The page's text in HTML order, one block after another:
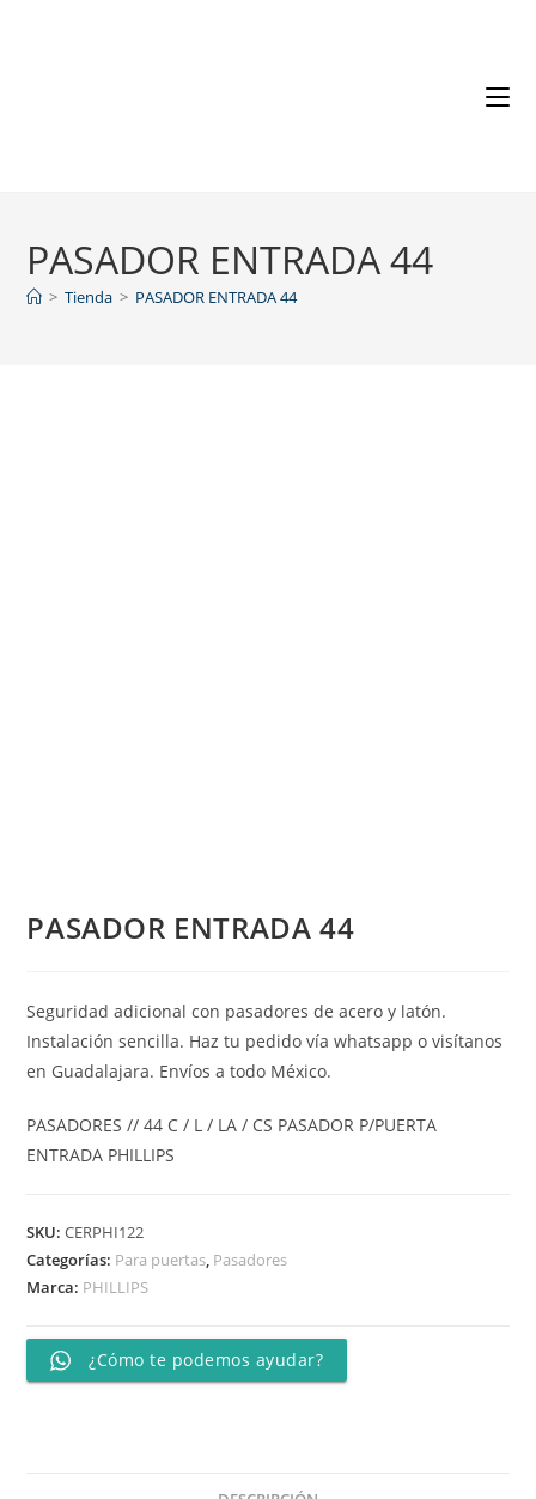
PASADOR ENTRADA 44
> Tienda > PASADOR ENTRADA 44
PASADOR ENTRADA 44
Seguridad adicional con pasadores de acero y latón.
Instalación sencilla. Haz tu pedido vía whatsapp o visítanos
en Guadalajara. Envíos a todo México.
PASADORES // 44 C / L / LA / CS PASADOR P/PUERTA
ENTRADA PHILLIPS
SKU:CERPHI122
Categorías: Para puertas, Pasadores
Marca: PHILLIPS
¿Cómo te podemos ayudar?